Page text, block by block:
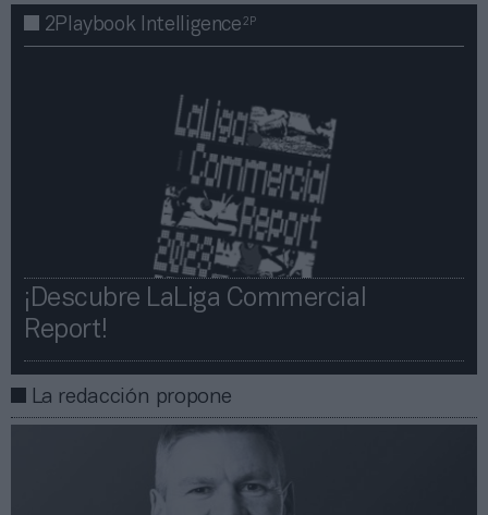
2Playbook Intelligence2P
¡Descubre LaLiga Commercial
Report!​​
La redacción propone